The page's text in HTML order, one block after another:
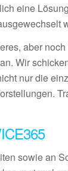
eine
aber
Wir
nur die
sowie an